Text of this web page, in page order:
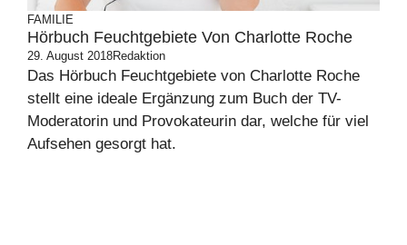
FAMILIE
Hörbuch Feuchtgebiete Von Charlotte Roche
29. August 2018Redaktion
Das Hörbuch Feuchtgebiete von Charlotte Roche
stellt eine ideale Ergänzung zum Buch der TV-
Moderatorin und Provokateurin dar, welche für viel
Aufsehen gesorgt hat.